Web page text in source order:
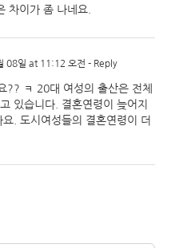
차이가 좀 나네요.
08일 at 11:12 오전 - Reply
?? ㅋ 20대 여성의 출산은 전체
있습니다. 결혼연령이 늦어지
. 도시여성들의 결혼연령이 더